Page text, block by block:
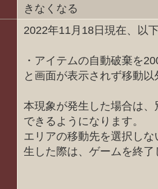
きなくなる
2022年11月18日現在、以
・アイテムの自動破棄を
と画面が表示されず移動
本現象が発生した場合は
できるようになります。
エリアの移動先を選択し
生した際は、ゲームを終